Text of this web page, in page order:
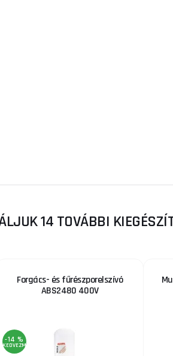
14 TOVÁBBI
Forgács- és fűrészporelszívó
ABS2480 400V
-14 %
KEDVEZMÉNY